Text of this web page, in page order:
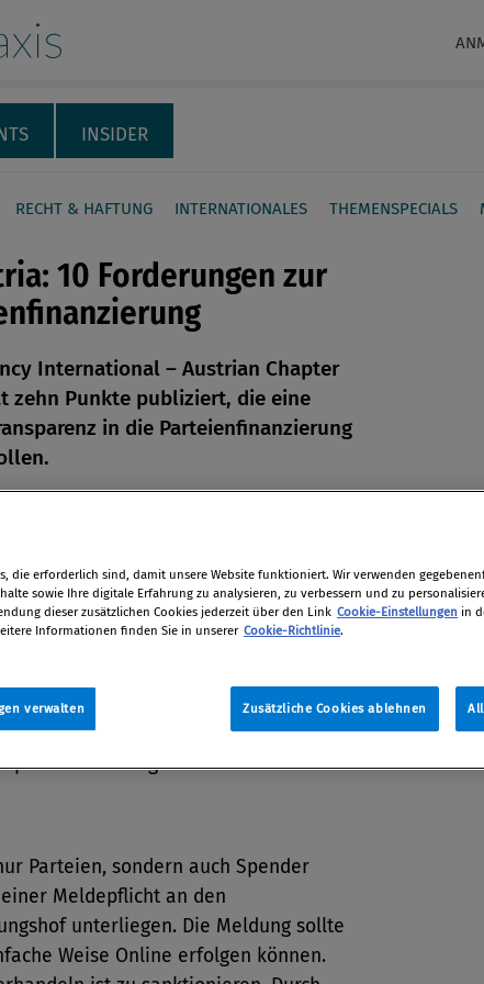
INSIDER
RECHT & HAFTUNG INTERNATIONALES THEMENSPECIALS
10 Forderungen zur
International – Austrian Chapter
zehn Punkte publiziert, die eine
in die Parteienfinanzierung
im Fokus stehen Schlupflöcher im
und Möglichkeiten,
zu umgehen. TI-AC fordert
Parteien, sondern auch Spender
Meldepflicht an den
unterliegen. Die Meldung sollte
Weise Online erfolgen können.
die erforderlich sind, damit unsere Website funktioniert. Wir verwenden
sowie Ihre digitale Erfahrung zu analysieren, zu verbessern und zu
dieser zusätzlichen Cookies jederzeit über den Link Cookie-Einstellungen in
Informationen finden Sie in unserer Cookie-Richtlinie.
Zusätzliche Cookies ablehnen
verwalten